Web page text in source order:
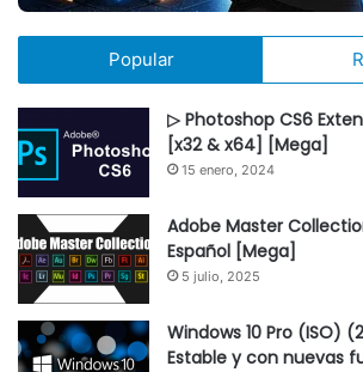
Popular
▷ Photoshop CS6
[x32 & x64] [Mega]
15 enero, 2024
Adobe Master
Español [Mega]
5 julio, 2025
Windows 10 Pro (ISO)
Estable y con nuevas